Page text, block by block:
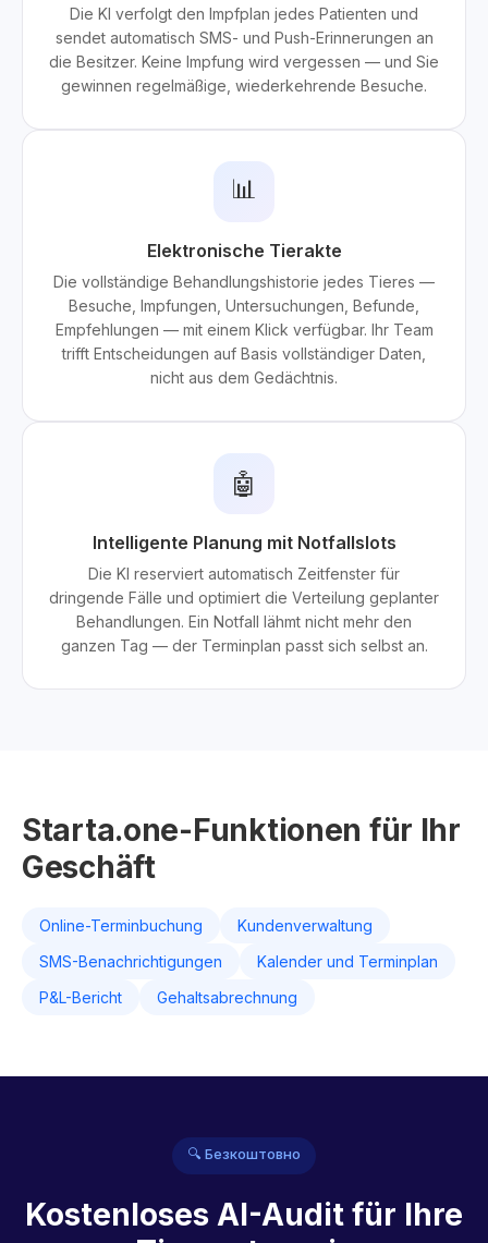
Die KI verfolgt den Impfplan jedes Patienten und
sendet automatisch SMS- und Push-Erinnerungen an
die Besitzer. Keine Impfung wird vergessen — und Sie
gewinnen regelmäßige, wiederkehrende Besuche.
📊
Elektronische Tierakte
Die vollständige Behandlungshistorie jedes Tieres —
Besuche, Impfungen, Untersuchungen, Befunde,
Empfehlungen — mit einem Klick verfügbar. Ihr Team
trifft Entscheidungen auf Basis vollständiger Daten,
nicht aus dem Gedächtnis.
🤖
Intelligente Planung mit Notfallslots
Die KI reserviert automatisch Zeitfenster für
dringende Fälle und optimiert die Verteilung geplanter
Behandlungen. Ein Notfall lähmt nicht mehr den
ganzen Tag — der Terminplan passt sich selbst an.
Starta.one-Funktionen für Ihr
Geschäft
Online-Terminbuchung
Kundenverwaltung
SMS-Benachrichtigungen
Kalender und Terminplan
P&L-Bericht
Gehaltsabrechnung
🔍 Безкоштовно
Kostenloses AI-Audit für Ihre